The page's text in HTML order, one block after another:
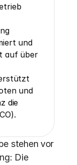
und
auf über
und
die
stehen vor
Die